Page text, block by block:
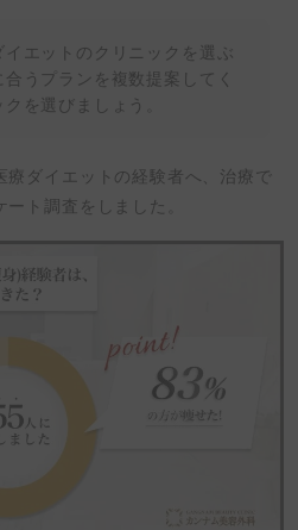
イエットのクリニックを選ぶ
うプランを複数提案してく
を選びましょう。
ダイエットの経験者へ、治療で
ト調査をしました。